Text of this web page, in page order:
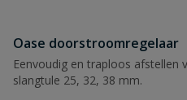
Oase doorstroomregelaar
Eenvoudig en traploos afstellen
slangtule 25, 32, 38 mm.